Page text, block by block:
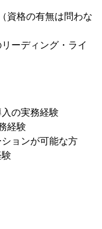
資格の有無は問わな
ーディング・ライ
の実務経験
経験
ョンが可能な方